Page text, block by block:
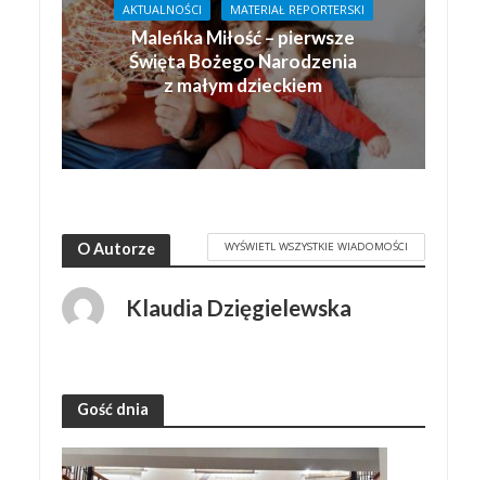
AKTUALNOŚCI MATERIAŁ REPORTERSKI
Maleńka Miłość – pierwsze
Święta Bożego Narodzenia
z małym dzieckiem
O Autorze WYŚWIETL WSZYSTKIE WIADOMOŚCI
Klaudia Dzięgielewska
Gość dnia